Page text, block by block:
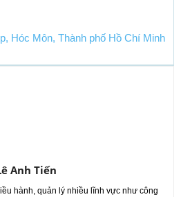
Hóc Môn, Thành phố Hồ Chí Minh
Anh Tiến
hành, quản lý nhiều lĩnh vực như công